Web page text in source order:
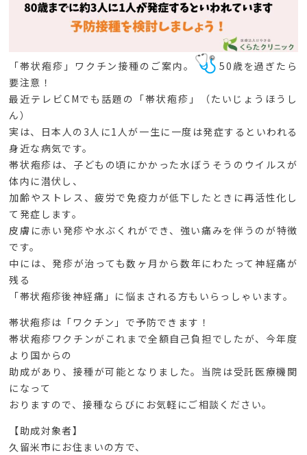
「帯状疱疹」ワクチン接種のご案内。
50歳を過ぎたら
要注意！
最近テレビCMでも話題の「帯状疱疹」（たいじょうほうし
ん）
実は、
日本人の3人に1人が一生に一度は発症するといわれる
身近な病気です。
帯状疱疹は、 子どもの頃にかかった水ぼうそうのウイルスが
体内に潜伏し、
加齢やストレス、疲労で免疫力が低下したときに再活性化し
て発症します。
皮膚に赤い発疹や水ぶくれができ、強い痛みを伴うのが特徴
です。
中には、発疹が治っても数ヶ月から数年にわたって神経痛が
残る
「帯状疱疹後神経痛」に悩まされる方もいらっしゃいます。
帯状疱疹は「ワクチン」で予防できます！
帯状疱疹ワクチンがこれまで全額自己負担でしたが、 今年度
より国からの
助成があり、接種が可能となりました。 当院は受託医療機関
になって
おりますので、 接種ならびにお気軽にご相談ください。
【助成対象者】
久留米市にお住まいの方で、